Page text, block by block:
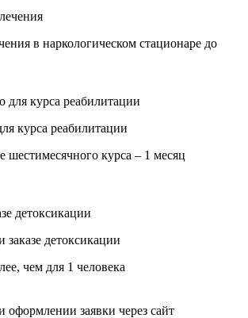
в наркологическом стационаре до
курса реабилитации
шестимесячного курса – 1 месяц
детоксикации
чем для 1 человека